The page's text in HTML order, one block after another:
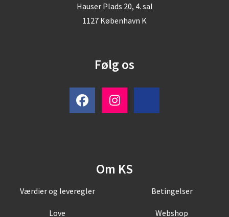
Hauser Plads 20, 4. sal
1127 København K
Følg os
Om KS
Værdier og leveregler
Love
Betingelser
Webshop